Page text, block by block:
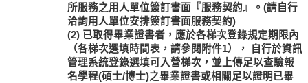
所服務之用人單位簽訂書面『服務契約』。(請自行
洽詢用人單位安排簽訂書面服務契約)
(2) 已取得畢業證書者 ，應於各梯次登錄規定期限內
（各梯次選填時間表，請參閱附件1），
自行於資訊
管理系統登錄選填可入營梯次，並上傳足以查驗報
名學程(碩士/博士)之畢業證書或相關足以證明已畢